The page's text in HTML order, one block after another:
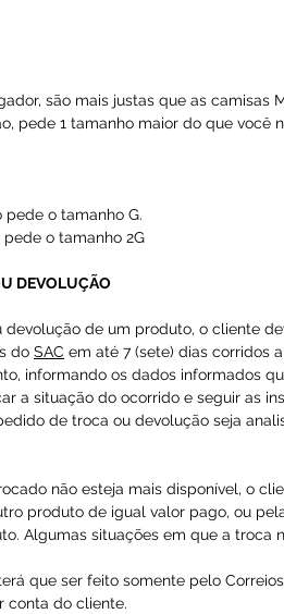
são mais justas que as camisas
pede 1 tamanho maior do que você
pede o tamanho G.
o tamanho 2G
DEVOLUÇÃO
devolução de um produto, o cliente
do SAC em até 7 (sete) dias corridos
informando os dados informados
a situação do ocorrido e seguir as
de troca ou devolução seja
não esteja mais disponível, o
produto de igual valor pago, ou
Algumas situações em que a troca
que ser feito somente pelo
conta do cliente.